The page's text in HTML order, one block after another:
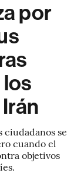
por
ciudadanos se
cuando el
objetivos